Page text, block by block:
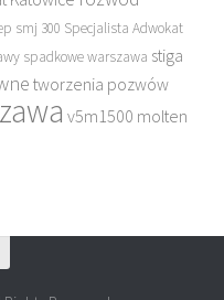
smj 300 Specjalista Adwokat
spadkowe warszawa stiga
tworzenia pozwów
v5m1500 molten